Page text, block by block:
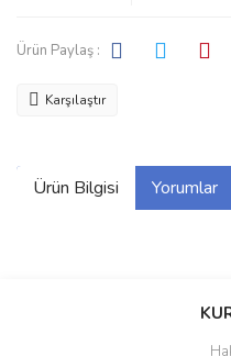
Ürün Paylaş :
Karşılaştır
Ürün Bilgisi Yorumlar
Bu ürüne